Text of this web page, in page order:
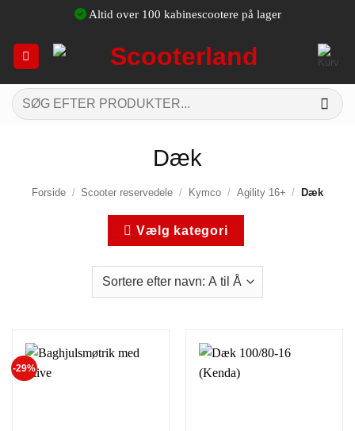
indhold
Altid over 100 kabinescootere på lager
Søg
efter:
Dæk
Forside / Scooter reservedele / Kymco / Agility 16+ / Dæk
Vælg kategori
-29%